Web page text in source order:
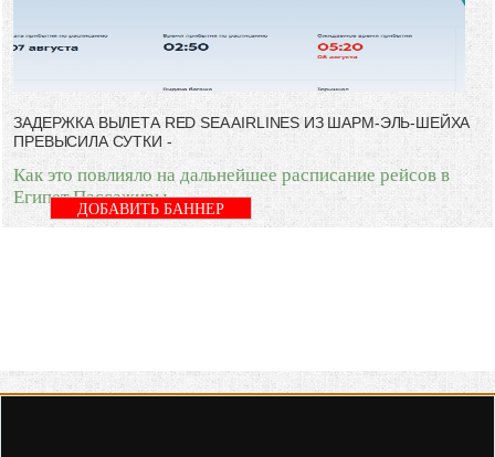
ЗАДЕРЖКА ВЫЛЕТА RED SEA AIRLINES ИЗ ШАРМ-ЭЛЬ-ШЕЙХА
ПРЕВЫСИЛА СУТКИ -
Как это повлияло на дальнейшее расписание рейсов в
Египет Пассажиры
ДОБАВИТЬ БАННЕР